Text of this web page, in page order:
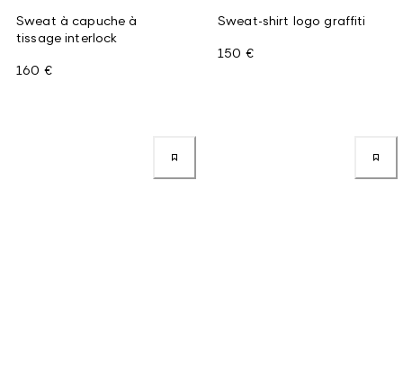
Sweat à capuche à
tissage interlock
160 €
Sweat-shirt logo graffiti
150 €